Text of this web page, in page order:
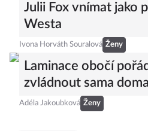
Julii Fox vnímat jako
Westa
Ivona Horváth Souralová Ženy
Laminace obočí
zvládnout sama
Adéla Jakoubková Ženy